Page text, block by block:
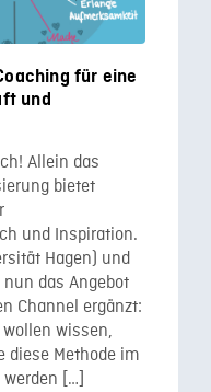
für eine
und
Allein das
bietet
und Inspiration.
Hagen) und
nun das Angebot
Channel ergänzt:
wollen wissen,
diese Methode im
[…]